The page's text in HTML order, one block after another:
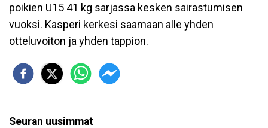
poikien U15 41 kg sarjassa kesken sairastumisen
vuoksi. Kasperi kerkesi saamaan alle yhden
otteluvoiton ja yhden tappion.
Seuran uusimmat